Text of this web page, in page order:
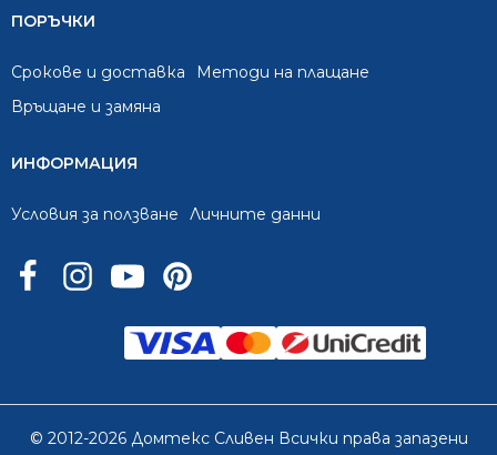
ПОРЪЧКИ
Срокове и доставка
Методи на плащане
Връщане и замяна
ИНФОРМАЦИЯ
Условия за ползване Личните данни
© 2012-2026 Домтекс Сливен Всички права запазени